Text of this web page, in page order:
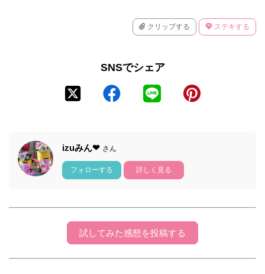
クリップする ステキする
SNSでシェア
izuみん❤ さん
フォローする 詳しく見る
試してみた感想を投稿する